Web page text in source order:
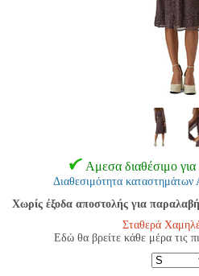
Αμεσα διαθέσιμο
Διαθεσιμότητα
Χωρίς έξοδα αποστολής για
Σταθερά
Εδώ θα βρείτε κάθε μέρα τις